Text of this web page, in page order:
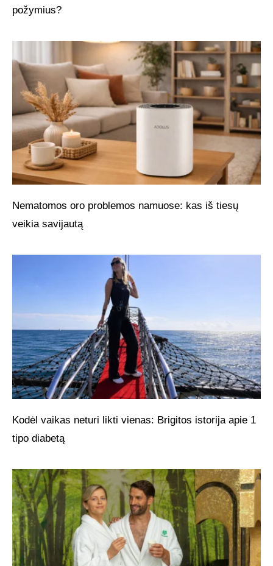
požymius?
Nematomos oro problemos namuose: kas iš tiesų
veikia savijautą
Kodėl vaikas neturi likti vienas: Brigitos istorija apie 1
tipo diabetą